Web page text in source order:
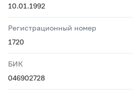
10.01.1992
Регистрационный номер
1720
БИК
046902728